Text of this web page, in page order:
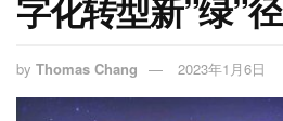
字化转型新”绿”径
by Thomas Chang 2023年1月6日